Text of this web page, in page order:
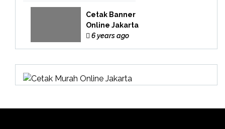
Cetak Banner
Online Jakarta
6 years ago